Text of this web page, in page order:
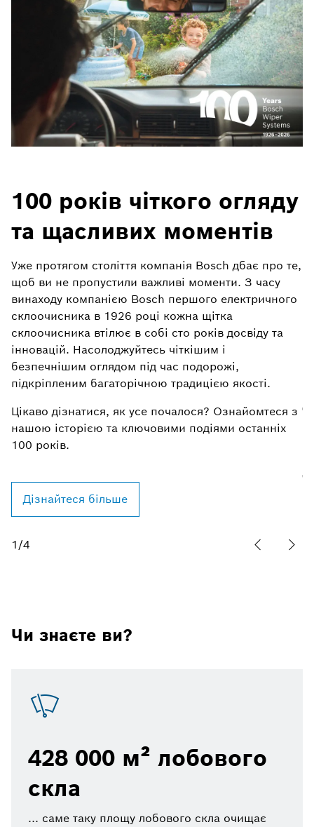
100 років чіткого огляду
та щасливих моментів
Уже протягом століття компанія Bosch дбає про те,
щоб ви не пропустили важливі моменти. З часу
винаходу компанією Bosch першого електричного
склоочисника в 1926 році кожна щітка
склоочисника втілює в собі сто років досвіду та
інновацій. Насолоджуйтесь чіткішим і
безпечнішим оглядом під час подорожі,
підкріпленим багаторічною традицією якості.
Цікаво дізнатися, як усе почалося? Ознайомтеся з
нашою історією та ключовими подіями останніх
100 років.
Дізнайтеся більше
1/4
Чи знаєте ви?
428 000 м² лобового
скла
... саме таку площу лобового скла очищає